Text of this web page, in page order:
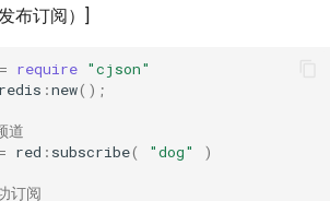
布订阅）]
= require "cjson"
redis :new();
道
= red : subscribe( "dog" )
订阅